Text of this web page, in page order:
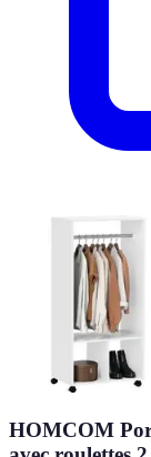
HOMCOM